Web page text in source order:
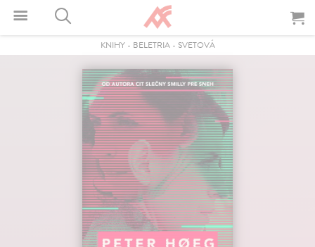
KNIHY- BELETRIA- SVETOVÁ